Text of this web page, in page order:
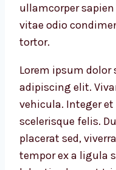
ullamcorper
vitae odio
tortor.
Lorem ipsum
adipiscing elit.
vehicula. Integer
scelerisque felis.
placerat sed,
tempor ex a ligula